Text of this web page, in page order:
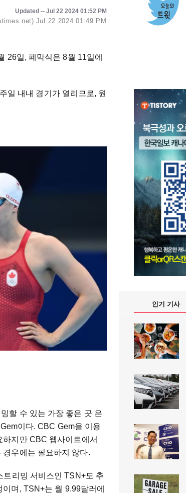
Updated -- Jul 22 2024 01:52 PM
Jul 22 2024 01:49 PM
26일, 폐막식은 8월 11일에
일 내내 경기가 열리므로, 원
할 수 있는 가장 좋은 곳 은
이다. CBC Gem을 이용
지만 CBC 웹사이트에서
우에는 필요하지 않다.
트리밍 서비스인 TSN+도 추
며, TSN+는 월 9.99달러에
인기 기사